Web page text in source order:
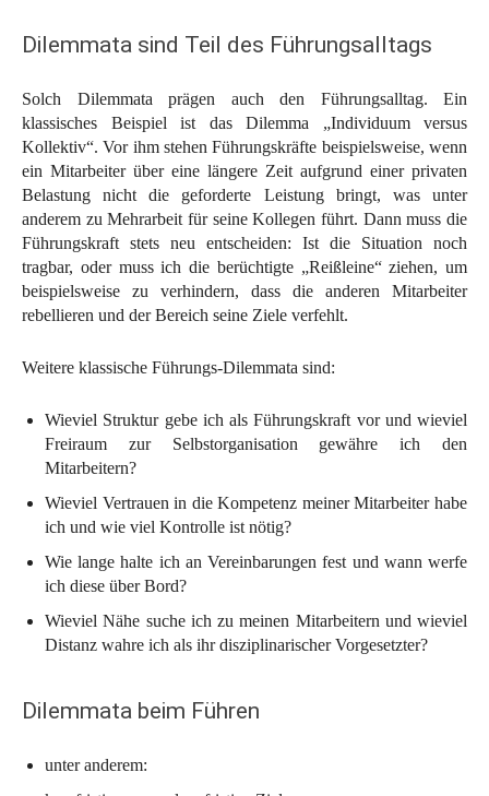
Dilemmata sind Teil des Führungsalltags
Solch Dilemmata prägen auch den Führungsalltag. Ein
klassisches Beispiel ist das Dilemma „Individuum versus
Kollektiv“. Vor ihm stehen Führungskräfte beispielsweise, wenn
ein Mitarbeiter über eine längere Zeit aufgrund einer privaten
Belastung nicht die geforderte Leistung bringt, was unter
anderem zu Mehrarbeit für seine Kollegen führt. Dann muss die
Führungskraft stets neu entscheiden: Ist die Situation noch
tragbar, oder muss ich die berüchtigte „Reißleine“ ziehen, um
beispielsweise zu verhindern, dass die anderen Mitarbeiter
rebellieren und der Bereich seine Ziele verfehlt.
Weitere klassische Führungs-Dilemmata sind:
Wieviel Struktur gebe ich als Führungskraft vor und wieviel
Freiraum zur Selbstorganisation gewähre ich den
Mitarbeitern?
Wieviel Vertrauen in die Kompetenz meiner Mitarbeiter habe
ich und wie viel Kontrolle ist nötig?
Wie lange halte ich an Vereinbarungen fest und wann werfe
ich diese über Bord?
Wieviel Nähe suche ich zu meinen Mitarbeitern und wieviel
Distanz wahre ich als ihr disziplinarischer Vorgesetzter?
Dilemmata beim Führen
unter anderem: